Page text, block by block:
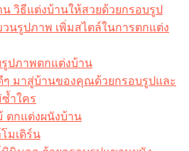
วิธีแต่งบ้านให้สวยด้วยกรอบรูป
นรูปภาพ เพิ่มสไตล์ในการตกแต่ง
ปภาพตกแต่งบ้าน
มาสู่บ้านของคุณด้วยกรอบรูปและ
ำใคร
ตกแต่งผนังบ้าน
มเดิร์น